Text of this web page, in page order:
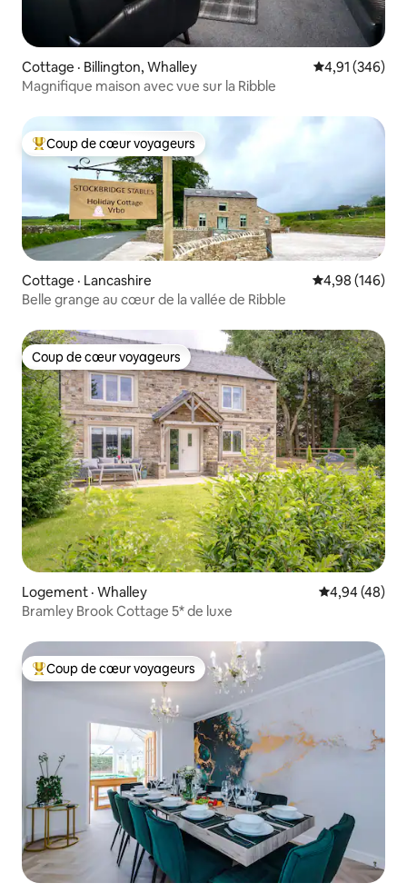
Cottage · Billington, Whalley Note
4,91 (346)
Magnifique maison avec vue sur la Ribble
Coup de cœur voyageurs parmi les plus aimés
Coup de cœur voyageurs
Cottage · Lancashire Note
4,98 (146)
Belle grange au cœur de la vallée de Ribble
Coup de cœur voyageurs
Coup de cœur voyageurs
Logement · Whalley Note
4,94 (48)
Bramley Brook Cottage 5* de luxe
Coup de cœur voyageurs parmi les plus aimés
Coup de cœur voyageurs